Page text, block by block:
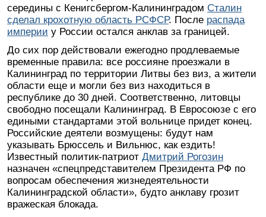
середины с Кенигсбергом-Калининградом Сталин
сделал крохотную область РСФСР. После распада
империи у России остался анклав за границей.
До сих пор действовали ежегодно продлеваемые
временные правила: все россияне проезжали в
Калининград по территории Литвы без виз, а жители
области еще и могли без виз находиться в
республике до 30 дней. Соответственно, литовцы
свободно посещали Калининград. В Евросоюзе с его
едиными стандартами этой вольнице придет конец.
Российские деятели возмущены: будут нам
указывать Брюссель и Вильнюс, как ездить!
Известный политик-патриот Дмитрий Рогозин
назначен «спецпредставителем Президента РФ по
вопросам обеспечения жизнедеятельности
Калининградской области», будто анклаву грозит
вражеская блокада.